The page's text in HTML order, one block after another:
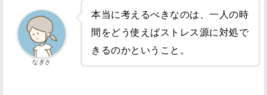
本当に考えるべきなのは、一人の時
間をどう使えばストレス源に対処で
きるのかということ。
なぎさ